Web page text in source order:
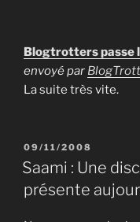
Blogtrotters passe
envoyé par
La suite très vite.
PUBLIÉ
LE
09/11/2008
Saami : Une
présente